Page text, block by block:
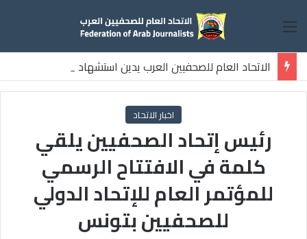
القائمة
الاتحاد العام للصحفيين العرب يدين استشهاد
ثلاثة صحفيين فلسطينيين باستهداف إسرائيلي وسط قطاع غزة
اخبار الاتحاد
رئيس إتحاد الصحفيين يلقي
كلمة في الافتتاح الرسمي
للمؤتمر العام للإتحاد الدولي
للصحفيين بتونس